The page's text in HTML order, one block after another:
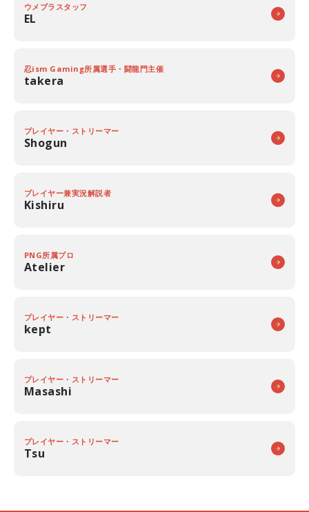
ウメブラスタッフ
EL
忍ism Gaming所属選手・闘龍門主催
takera
プレイヤー・ストリーマー
Shogun
プレイヤー兼実況解説者
Kishiru
PNG所属プロ
Atelier
プレイヤー・ストリーマー
kept
プレイヤー・ストリーマー
Masashi
プレイヤー・ストリーマー
Tsu